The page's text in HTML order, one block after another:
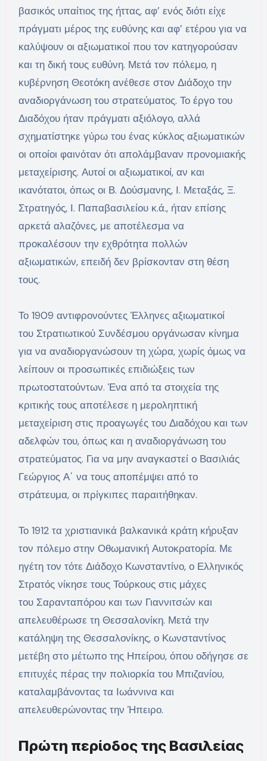
βασικός υπαίτιος της ήττας, αφ’ ενός διότι είχε
πράγματι μέρος της ευθύνης και αφ’ ετέρου για να
καλύψουν οι αξιωματικοί που τον κατηγορούσαν
και τη δική τους ευθύνη. Μετά τον πόλεμο, η
κυβέρνηση Θεοτόκη ανέθεσε στον Διάδοχο την
αναδιοργάνωση του στρατεύματος. Το έργο του
Διαδόχου ήταν πράγματι αξιόλογο, αλλά
σχηματίστηκε γύρω του ένας κύκλος αξιωματικών
οι οποίοι φαινόταν ότι απολάμβαναν προνομιακής
μεταχείρισης. Αυτοί οι αξιωματικοί, αν και
ικανότατοι, όπως οι Β. Δούσμανης, Ι. Μεταξάς, Ξ.
Στρατηγός, Ι. Παπαβασιλείου κ.ά., ήταν επίσης
αρκετά αλαζόνες, με αποτέλεσμα να
προκαλέσουν την εχθρότητα πολλών
αξιωματικών, επειδή δεν βρίσκονταν στη θέση
τους.
Το 1909 αντιφρονούντες Έλληνες αξιωματικοί
του Στρατιωτικού Συνδέσμου οργάνωσαν κίνημα
για να αναδιοργανώσουν τη χώρα, χωρίς όμως να
λείπουν οι προσωπικές επιδιώξεις των
πρωτοστατούντων. Ένα από τα στοιχεία της
κριτικής τους αποτέλεσε η μεροληπτική
μεταχείριση στις προαγωγές του Διαδόχου και των
αδελφών του, όπως και η αναδιοργάνωση του
στρατεύματος. Για να μην αναγκαστεί ο Βασιλιάς
Γεώργιος Α΄ να τους αποπέμψει από το
στράτευμα, οι πρίγκιπες παραιτήθηκαν.
Το 1912 τα χριστιανικά βαλκανικά κράτη κήρυξαν
τον πόλεμο στην Οθωμανική Αυτοκρατορία. Με
ηγέτη τον τότε Διάδοχο Κωνσταντίνο, ο Ελληνικός
Στρατός νίκησε τους Τούρκους στις μάχες
του Σαρανταπόρου και των Γιαννιτσών και
απελευθέρωσε τη Θεσσαλονίκη. Μετά την
κατάληψη της Θεσσαλονίκης, ο Κωνσταντίνος
μετέβη στο μέτωπο της Ηπείρου, όπου οδήγησε σε
επιτυχές πέρας την πολιορκία του Μπιζανίου,
καταλαμβάνοντας τα Ιωάννινα και
απελευθερώνοντας την Ήπειρο.
Πρώτη περίοδος της Βασιλείας